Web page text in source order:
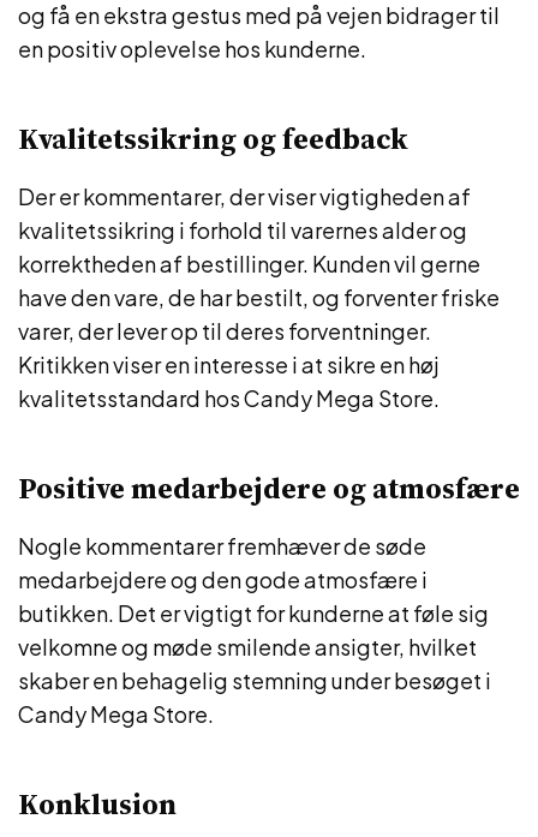
og få en ekstra gestus med på vejen bidrager til
en positiv oplevelse hos kunderne.
Kvalitetssikring og feedback
Der er kommentarer, der viser vigtigheden af
kvalitetssikring i forhold til varernes alder og
korrektheden af bestillinger. Kunden vil gerne
have den vare, de har bestilt, og forventer friske
varer, der lever op til deres forventninger.
Kritikken viser en interesse i at sikre en høj
kvalitetsstandard hos Candy Mega Store.
Positive medarbejdere og atmosfære
Nogle kommentarer fremhæver de søde
medarbejdere og den gode atmosfære i
butikken. Det er vigtigt for kunderne at føle sig
velkomne og møde smilende ansigter, hvilket
skaber en behagelig stemning under besøget i
Candy Mega Store.
Konklusion